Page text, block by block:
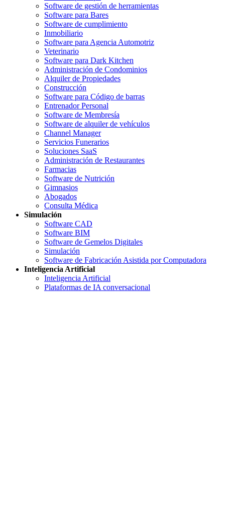
Software de gestión de herramientas
Software para Bares
Software de cumplimiento
Inmobiliario
Software para Agencia Automotriz
Veterinario
Software para Dark Kitchen
Administración de Condominios
Alquiler de Propiedades
Construcción
Software para Código de barras
Entrenador Personal
Software de Membresía
Software de alquiler de vehículos
Channel Manager
Servicios Funerarios
Soluciones SaaS
Administración de Restaurantes
Farmacias
Software de Nutrición
Gimnasios
Abogados
Consulta Médica
Simulación
Software CAD
Software BIM
Software de Gemelos Digitales
Simulación
Software de Fabricación Asistida por Computadora
Inteligencia Artificial
Inteligencia Artificial
Plataformas de IA conversacional